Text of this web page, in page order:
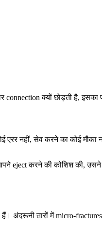
connection क्यों छोड़ती है,
एरर नहीं, सेव करने का कोई
eject करने की कोशिश की,
अंदरूनी तारों में micro-